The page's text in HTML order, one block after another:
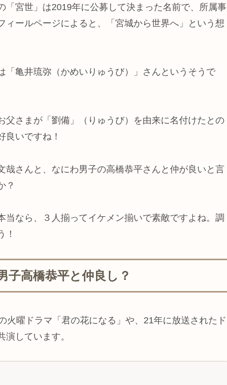
「宮世」は2019年に公募して決まった名前で、所属事
ールページによると、「宮城から世界へ」という想
「亀井琉弥（かめいりゅうび）」さんというそうで
父さまが「劉備」（りゅうび）を由来に名付けたとの
良いですね！
哉さんと、なにわ男子の高橋恭平さんと仲が良いと言
？
なら、３人揃ってイケメン揃いで素敵ですよね。調
！
子高橋恭平と仲良し？
火曜ドラマ「君の花になる」や、21年に放送されたド
しています。